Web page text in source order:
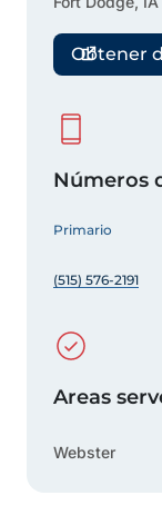
Obtener
Números
Primario
(515) 576-2191
Areas
Webster